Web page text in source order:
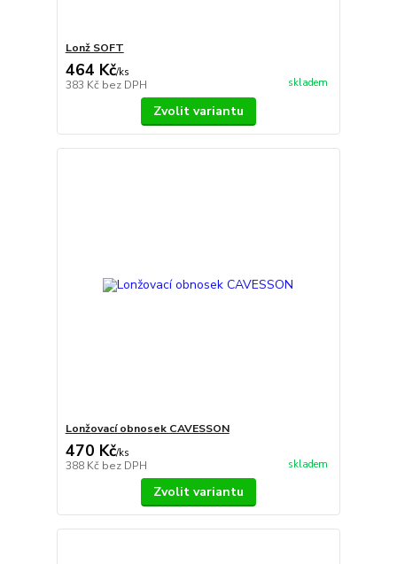
Lonž SOFT
464 Kč/ks
383 Kč bez DPH skladem
Zvolit variantu
Lonžovací obnosek CAVESSON
470 Kč/ks
388 Kč bez DPH skladem
Zvolit variantu